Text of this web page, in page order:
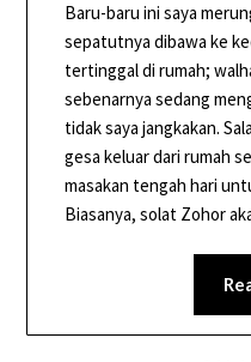
Baru-baru ini saya
sepatutnya dibawa ke
tertinggal di rumah;
sebenarnya sedang
tidak saya jangkakan.
gesa keluar dari rumah
masakan tengah hari
Biasanya, solat Zohor